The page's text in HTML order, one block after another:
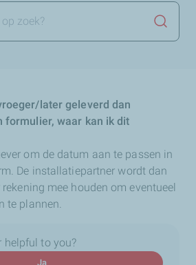
later geleverd dan
formulier, waar kan ik dit
om de datum aan te passen in
De installatiepartner wordt dan
mee houden om eventueel
te plannen.
helpful to you?
Ja